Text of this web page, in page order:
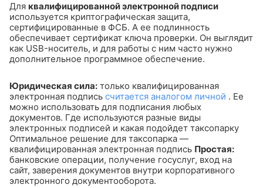
Для квалифицированной электронной подписи
используется криптографическая защита,
сертифицированные в ФСБ. А ее подлинность
обеспечивает сертификат ключа проверки. Он выглядит
как USB-носитель, и для работы с ним часто нужно
дополнительное программное обеспечение.
Юридическая сила: только квалифицированная
электронная подпись считается аналогом личной . Ее
можно использовать для подписания любых
документов. Где используются разные виды
электронных подписей и какая подойдет таксопарку
Оптимальное решение для таксопарка —
квалифицированная электронная подпись Простая:
банковские операции, получение госуслуг, вход на
сайт, заверения документов внутри корпоративного
электронного документооборота.